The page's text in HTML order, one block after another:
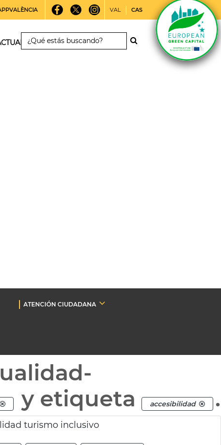
VAL CAS
ATENCIÓN CIUDADANA
y etiqueta accesibilidad .
turismo inclusivo